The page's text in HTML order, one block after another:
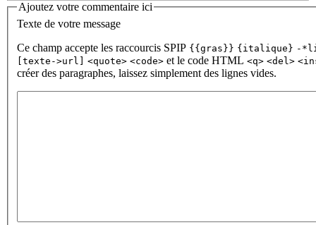
Ajoutez votre commentaire ici
Texte de votre message
Ce champ accepte les raccourcis SPIP {{gras}} {italique} -
[texte->url]
<quote> <code> et le code HTML <q> <del>
créer des paragraphes, laissez simplement des lignes vides.